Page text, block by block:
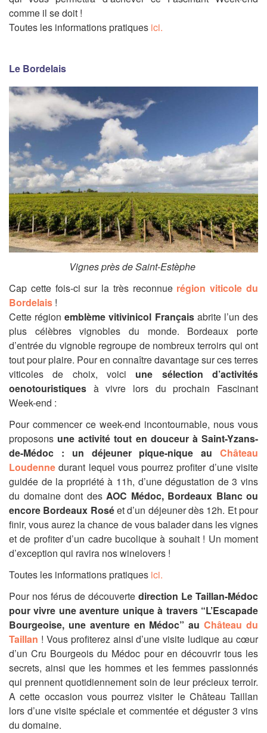
comme il se doit !
Toutes les informations pratiques ici.
Le Bordelais
Vignes près de Saint-Estèphe
Cap cette fois-ci sur la très reconnue région viticole du
Bordelais !
Cette régionemblème vitivinicol Françaisabrite l’un des
plus célèbres vignobles du monde. Bordeaux porte
d’entrée du vignoble regroupe de nombreux terroirs qui ont
tout pour plaire. Pour en connaître davantage sur ces terres
viticoles de choix, voici une sélection d’activités
oenotouristiques à vivre lors du prochain Fascinant
Week-end :
Pour commencer ce week-end incontournable, nous vous
proposons une activité tout en douceur à Saint-Yzans-
de-Médoc : un déjeuner pique-nique au Château
Loudenne durant lequel vous pourrez profiter d’une visite
guidée de la propriété à 11h, d’une dégustation de 3 vins
du domaine dont des AOC Médoc, Bordeaux Blanc ou
encore Bordeaux Roséet d’un déjeuner dès 12h. Et pour
finir, vous aurez la chance de vous balader dans les vignes
et de profiter d’un cadre bucolique à souhait ! Un moment
d’exception qui ravira nos winelovers !
Toutes les informations pratiques ici.
Pour nos férus de découverte direction Le Taillan-Médoc
pour vivre une aventure unique à travers “L’Escapade
Bourgeoise, une aventure en Médoc” auChâteau du
Taillan ! Vous profiterez ainsi d’une visite ludique au cœur
d’un Cru Bourgeois du Médoc pour en découvrir tous les
secrets, ainsi que les hommes et les femmes passionnés
qui prennent quotidiennement soin de leur précieux terroir.
A cette occasion vous pourrez visiter le Château Taillan
lors d’une visite spéciale et commentée et déguster 3 vins
du domaine.